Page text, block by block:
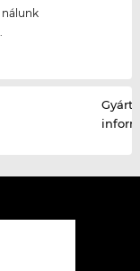
nálunk